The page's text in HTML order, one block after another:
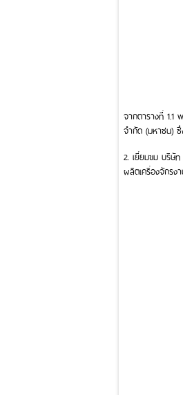
จากตารางที่ 1.1
จำกัด (มหาชน)
2. เยี่ยมขม บริษั
ผลิตเครื่องจักรง